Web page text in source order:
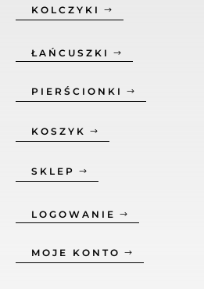
KOLCZYKI
ŁAŃCUSZKI
PIERŚCIONKI
KOSZYK
SKLEP
LOGOWANIE
MOJE KONTO